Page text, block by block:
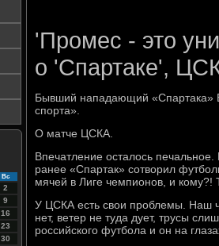
Вс
2
9
16
23
30
'Промес - это
о 'Спартаке',
Бывший нападающий «Спартака»
спорта».
О матче ЦСКА.
Впечатление осталось
ранее «Спартак» сотворил
мячей в Лиге чемпионов, и кому?!
У ЦСКА есть свои проблемы. Наш
нет, ветер не туда дует, трусы
российского футбола и он на